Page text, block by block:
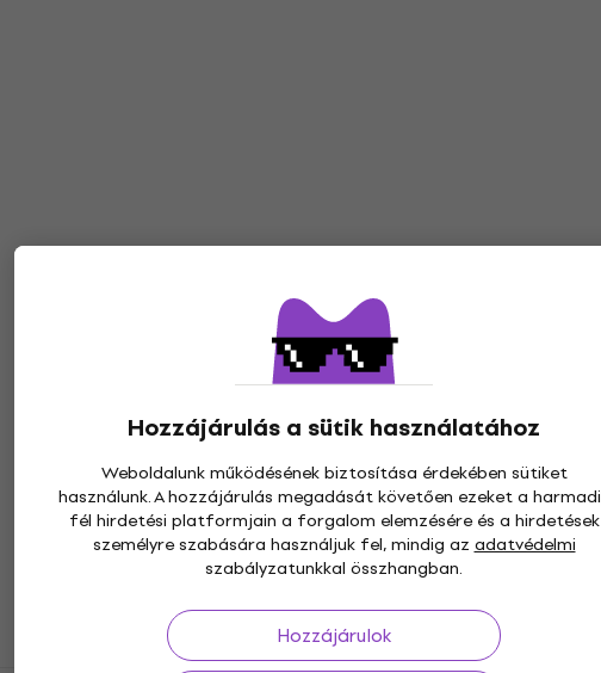
Hozzájárulás a sütik használatához
Weboldalunk működésének biztosítása érdekében sütiket
használunk. A hozzájárulás megadását követően ezeket a
fél hirdetési platformjain a forgalom elemzésére és a hirdetések
személyre szabására használjuk fel, mindig az adatvédelmi
szabályzatunkkal összhangban.
Hozzájárulok